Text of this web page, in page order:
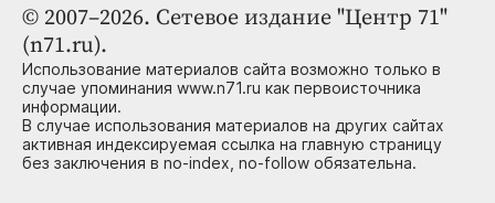
© 2007–2026. Сетевое издание "Центр 71"
(n71.ru).
Использование материалов сайта возможно только в
случае упоминания www.n71.ru как первоисточника
информации.
В случае использования материалов на других сайтах
активная индексируемая ссылка на главную страницу
без заключения в no-index, no-follow обязательна.